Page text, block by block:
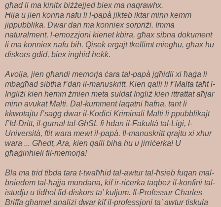
għad li ma kinitx biżżejjed biex ma naqrawhx.
Ħija u jien konna nafu li l-papà jikteb iktar minn kemm
jippubblika. Dwar dan ma konniex sorpriżi. Imma
naturalment, l-emozzjoni kienet kbira, għax sibna dokument
li ma konniex nafu bih. Qisek erġajt tkellimt miegħu, għax hu
diskors ġdid, biex ingħid hekk.
Avolja, jien għandi memorja ċara tal-papà jgħidli xi ħaġa li
mbagħad sibtha f’dan il-manuskritt. Kien qalli li f’Malta taħt l-
Ingliżi kien hemm żmien meta suldat Ingliż kien ittrattat aħjar
minn avukat Malti. Dal-kumment laqatni ħafna, tant li
kkwotajtu f’saġġ dwar il-Kodiċi Kriminali Malti li ppubblikajt
f’Id-Dritt, il-ġurnal tal-GħSL fi ħdan il-Fakultà tal-Liġi, l-
Università, ftit wara mewt il-papà. Il-manuskritt qrajtu xi xhur
wara ... Għedt, Ara, kien qalli biha hu u jirriċerka! U
għaġinhieli fil-memorja!
Bla ma trid tibda tara t-twaħħid tal-awtur tal-ħsieb fuqan mal-
bniedem tal-ħajja mundana, kif ir-riċerka taqbeż il-konfini tal-
istudju u tidħol fid-diskors ta’ kuljum. Il-Professur Charles
Briffa għamel analiżi dwar kif il-professjoni ta’ awtur tiskula